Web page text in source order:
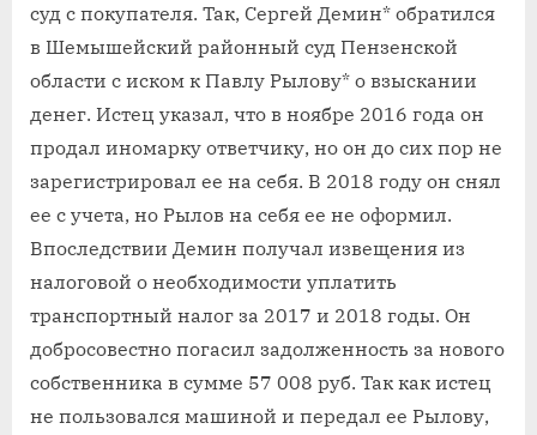
суд с покупателя. Так, Сергей Демин* обратился
в Шемышейский районный суд Пензенской
области с иском к Павлу Рылову* о взыскании
денег. Истец указал, что в ноябре 2016 года он
продал иномарку ответчику, но он до сих пор не
зарегистрировал ее на себя. В 2018 году он снял
ее с учета, но Рылов на себя ее не оформил.
Впоследствии Демин получал извещения из
налоговой о необходимости уплатить
транспортный налог за 2017 и 2018 годы. Он
добросовестно погасил задолженность за нового
собственника в сумме 57 008 руб. Так как истец
не пользовался машиной и передал ее Рылову,